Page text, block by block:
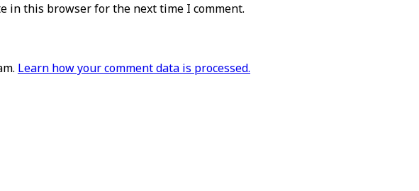
in this browser for the next time I comment.
Learn how your comment data is processed.